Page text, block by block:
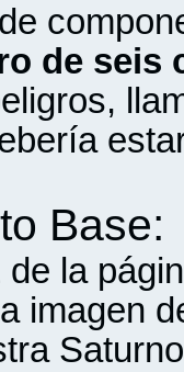
de seis
Base:
de la
imagen